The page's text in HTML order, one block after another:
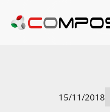
15/11/2018